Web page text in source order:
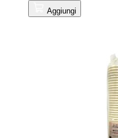
Aggiungi